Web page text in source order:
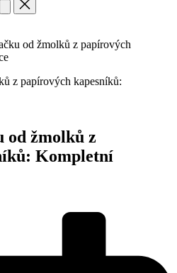
od žmolků z papírových
od žmolků z
Kompletní